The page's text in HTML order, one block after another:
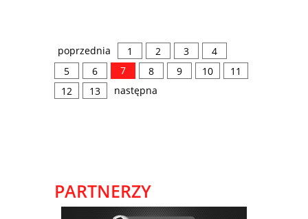
poprzednia 1 2 3
4
5
6 7 8 9 10
11
12
13 następna
PARTNERZY